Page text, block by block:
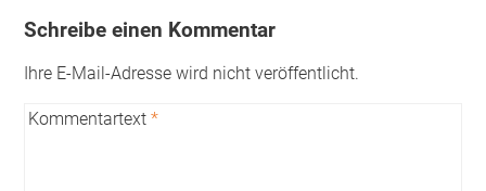
Schreibe einen Kommentar
Ihre E-Mail-Adresse wird nicht veröffentlicht.
Kommentartext *